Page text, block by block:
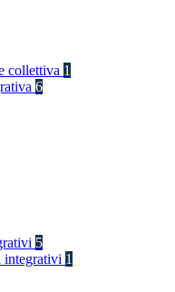
collettiva 1
6
5
integrativi 1